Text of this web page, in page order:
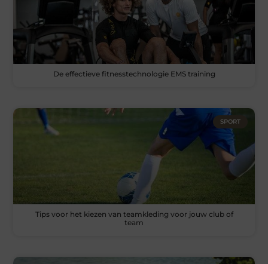
De effectieve fitnesstechnologie EMS training
SPORT
Tips voor het kiezen van teamkleding voor jouw club of
team